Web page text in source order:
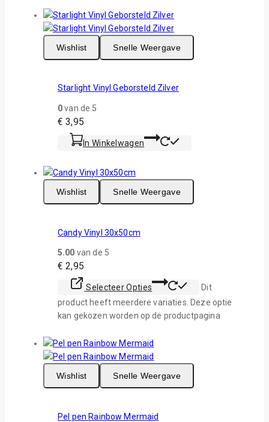
Wishlist Snelle Weergave
Starlight Vinyl Geborsteld Zilver
0van de 5
€ 3,95
In Winkelwagen
Wishlist Snelle Weergave
Candy Vinyl 30x50cm
5.00 van de 5
€ 2,95
Selecteer Opties
Dit
product heeft meerdere variaties. Deze optie
kan gekozen worden op de productpagina
Wishlist Snelle Weergave
Pel pen Rainbow Mermaid